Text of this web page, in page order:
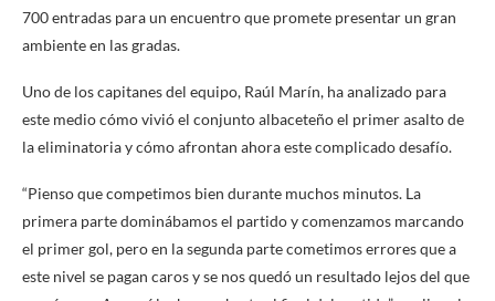
700 entradas para un encuentro que promete presentar un gran
ambiente en las gradas.
Uno de los capitanes del equipo, Raúl Marín, ha analizado para
este medio cómo vivió el conjunto albaceteño el primer asalto de
la eliminatoria y cómo afrontan ahora este complicado desafío.
“Pienso que competimos bien durante muchos minutos. La
primera parte dominábamos el partido y comenzamos marcando
el primer gol, pero en la segunda parte cometimos errores que a
este nivel se pagan caros y se nos quedó un resultado lejos del que